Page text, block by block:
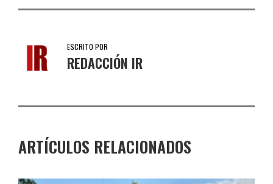
ESCRITO POR
REDACCIÓN IR
ARTÍCULOS RELACIONADOS